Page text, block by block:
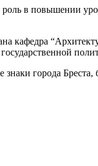
в повышении
кафедра
города Бреста,